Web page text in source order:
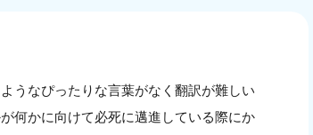
うなぴったりな言葉がなく翻訳が難しい
何かに向けて必死に邁進している際にか